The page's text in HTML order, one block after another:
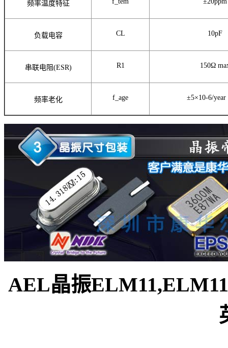
频率温度特征
负载电容 CL 10pF
串联电阻(ESR) R1 150Ω
频率老化 f_age ±5×10-6/year
AEL晶振